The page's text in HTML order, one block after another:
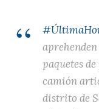
paquetes
camión
distrito de